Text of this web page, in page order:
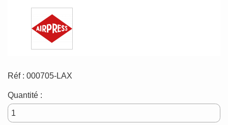
Réf : 000705-LAX
Quantité :